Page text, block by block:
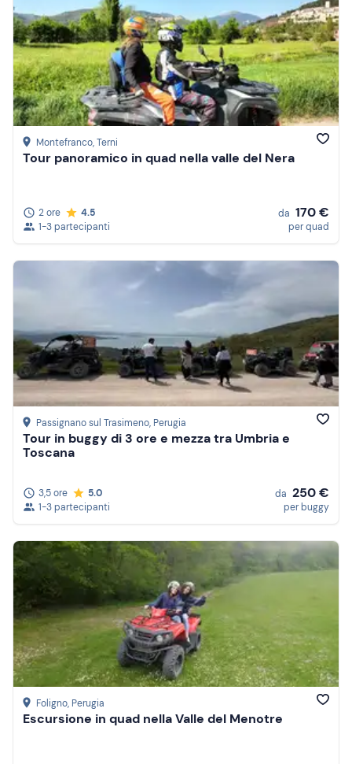
Montefranco, Terni
Tour panoramico in quad nella valle del Nera
2 ore
4.5
1-3 partecipanti
da 170 €
per quad
Passignano sul Trasimeno, Perugia
Tour in buggy di 3 ore e mezza tra Umbria e
Toscana
3,5 ore
5.0
1-3 partecipanti
da 250 €
per buggy
Foligno, Perugia
Escursione in quad nella Valle del Menotre